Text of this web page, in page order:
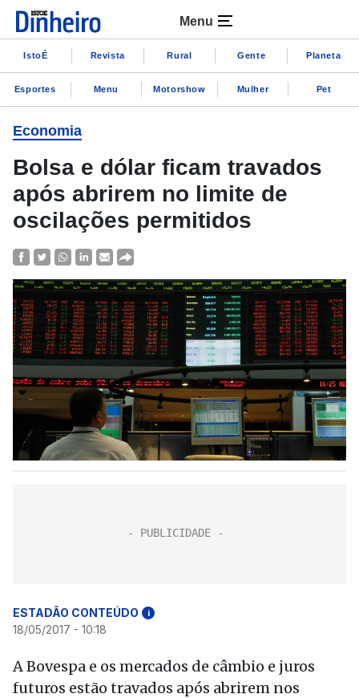
Menu
IstoÉ Revista Rural Gente Planeta
Esportes Menu Motorshow Mulher Pet
Economia
Bolsa e dólar ficam travados
após abrirem no limite de
oscilações permitidos
ESTADÃO CONTEÚDO i
18/05/2017 - 10:18
A Bovespa e os mercados de câmbio e juros
futuros estão travados após abrirem nos